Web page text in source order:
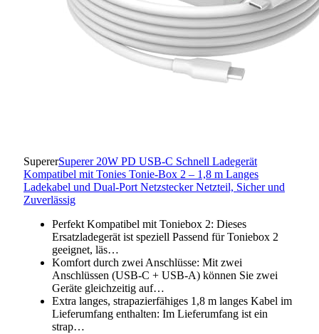
SupererSuperer 20W PD USB-C Schnell Ladegerät
Kompatibel mit Tonies Tonie-Box 2 – 1,8 m Langes
Ladekabel und Dual-Port Netzstecker Netzteil, Sicher und
Zuverlässig
Perfekt Kompatibel mit Toniebox 2: Dieses
Ersatzladegerät ist speziell Passend für Toniebox 2
geeignet, läs…
Komfort durch zwei Anschlüsse: Mit zwei
Anschlüssen (USB-C + USB-A) können Sie zwei
Geräte gleichzeitig auf…
Extra langes, strapazierfähiges 1,8 m langes Kabel im
Lieferumfang enthalten: Im Lieferumfang ist ein
strap…